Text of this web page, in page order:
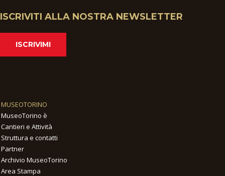
ISCRIVITI ALLA NOSTRA NEWSLETTER
ISCRIVIMI
MUSEOTORINO
MuseoTorino è
Cantieri e Attività
Struttura e contatti
Partner
Archivio MuseoTorino
Area Stampa